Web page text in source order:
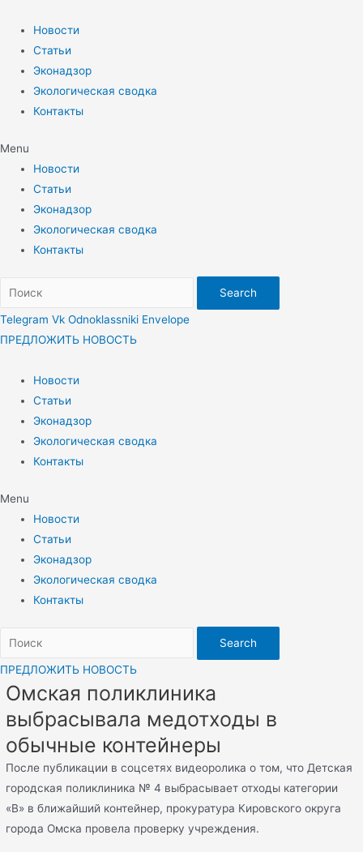
содержимому
Новости
Статьи
Эконадзор
Экологическая сводка
Контакты
Menu
Новости
Статьи
Эконадзор
Экологическая сводка
Контакты
Search
Telegram Vk Odnoklassniki Envelope
ПРЕДЛОЖИТЬ НОВОСТЬ
Новости
Статьи
Эконадзор
Экологическая сводка
Контакты
Menu
Новости
Статьи
Эконадзор
Экологическая сводка
Контакты
Search
ПРЕДЛОЖИТЬ НОВОСТЬ
Омская поликлиника
выбрасывала медотходы в
обычные контейнеры
После публикации в соцсетях видеоролика о том, что Детская
городская поликлиника № 4 выбрасывает отходы категории
«В» в ближайший контейнер, прокуратура Кировского округа
города Омска провела проверку учреждения.